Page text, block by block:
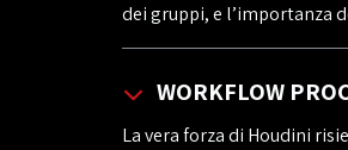
dei gruppi, e l’importanza
WORKFLOW
La vera forza di Houdini